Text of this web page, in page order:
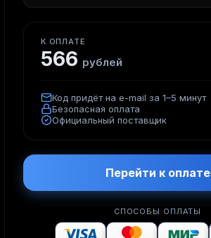
К ОПЛАТЕ
566 рублей
Код придёт на e-mail за 1–5 минут
Безопасная оплата
Официальный поставщик
Перейти к оплате
СПОСОБЫ ОПЛАТЫ